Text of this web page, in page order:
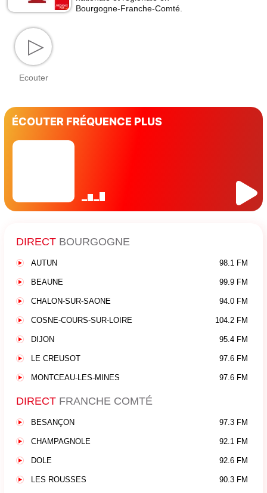
Bourgogne-Franche-Comté.
▷
Ecouter
ÉCOUTER FRÉQUENCE PLUS
DIRECT BOURGOGNE
AUTUN 98.1 FM
BEAUNE 99.9 FM
CHALON-SUR-SAONE 94.0 FM
COSNE-COURS-SUR-LOIRE 104.2 FM
DIJON 95.4 FM
LE CREUSOT 97.6 FM
MONTCEAU-LES-MINES 97.6 FM
DIRECT FRANCHE COMTÉ
BESANÇON 97.3 FM
CHAMPAGNOLE 92.1 FM
DOLE 92.6 FM
LES ROUSSES 90.3 FM